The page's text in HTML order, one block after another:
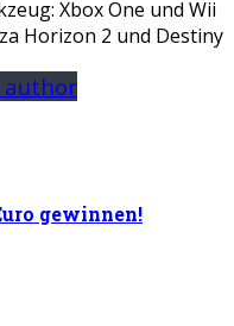
Xbox One und Wii
Horizon 2 und Destiny
author
gewinnen!